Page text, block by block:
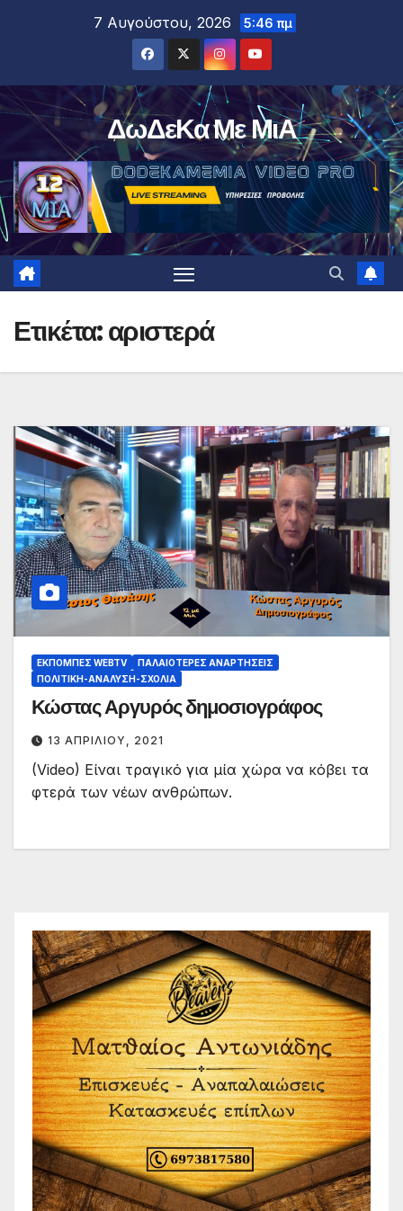
7 Αυγούστου, 2026 5:46 πμ
ΔωΔεΚα Με ΜιΑ
Ετικέτα:αριστερά
ΕΚΠΟΜΠΈΣ WEBTV
ΠΑΛΑΙΟΤΕΡΕΣ ΑΝΑΡΤΗΣΕΙΣ
ΠΟΛΙΤΙΚΉ-ΑΝΆΛΥΣΗ-ΣΧΌΛΙΑ
Κώστας Αργυρός δημοσιογράφος
13 ΑΠΡΙΛΊΟΥ, 2021
(Video) Είναι τραγικό για μία χώρα να κόβει τα
φτερά των νέων ανθρώπων.